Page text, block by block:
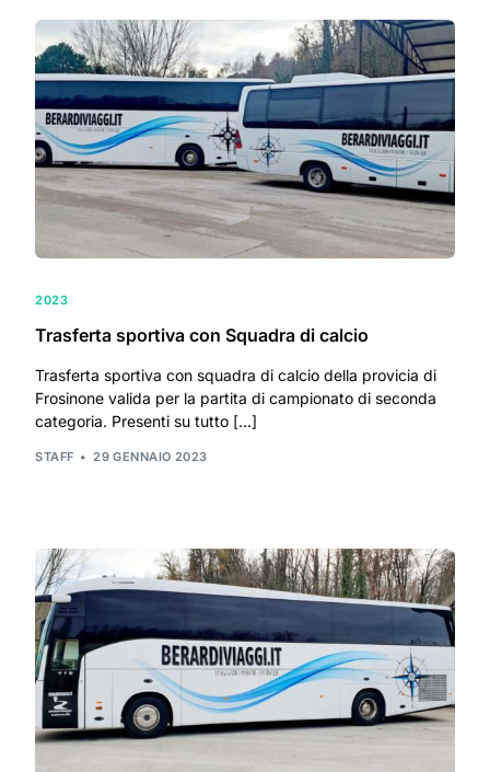
2023
Trasferta sportiva con Squadra di calcio
Trasferta sportiva con squadra di calcio della provicia di
Frosinone valida per la partita di campionato di seconda
categoria. Presenti su tutto […]
STAFF 29 GENNAIO 2023